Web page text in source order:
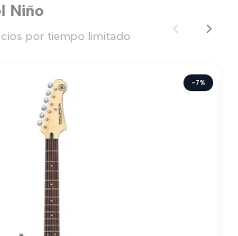
Niño
por tiempo limitado
-7%